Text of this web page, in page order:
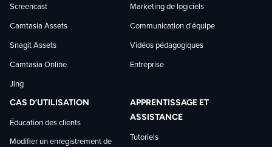
Screencast
Camtasia Assets
Snagit Assets
Camtasia Online
Jing
Marketing de logiciels
Communication d’équipe
Vidéos pédagogiques
Entreprise
CAS D’UTILISATION
Éducation des clients
Modifier un enregistrement de
APPRENTISSAGE ET
ASSISTANCE
Tutoriels